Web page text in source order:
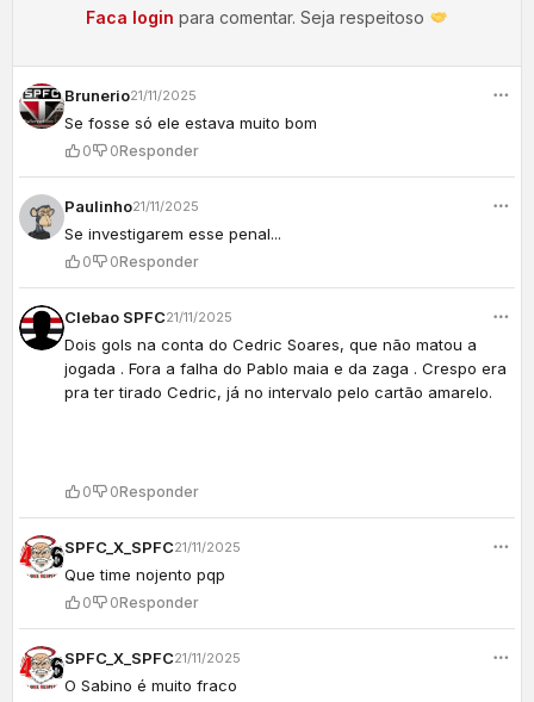
Faca login para comentar. Seja respeitoso
Brunerio21/11/2025
Se fosse só ele estava muito bom
0 0Responder
Paulinho21/11/2025
Se investigarem esse penal...
0 0Responder
Clebao SPFC21/11/2025
Dois gols na conta do Cedric Soares, que não matou a
jogada . Fora a falha do Pablo maia e da zaga . Crespo era
pra ter tirado Cedric, já no intervalo pelo cartão amarelo.
0 0Responder
SPFC_X_SPFC21/11/2025
Que time nojento pqp
0 0Responder
SPFC_X_SPFC21/11/2025
O Sabino é muito fraco